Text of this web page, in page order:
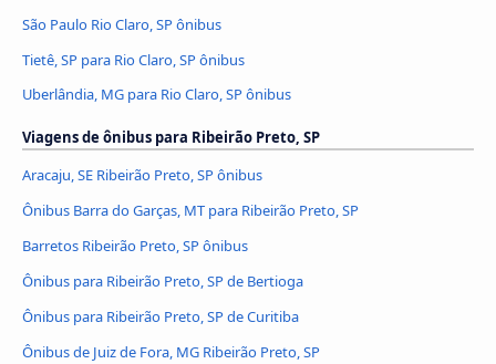
São Paulo Rio Claro, SP ônibus
Tietê, SP para Rio Claro, SP ônibus
Uberlândia, MG para Rio Claro, SP ônibus
Viagens de ônibus para Ribeirão Preto, SP
Aracaju, SE Ribeirão Preto, SP ônibus
Ônibus Barra do Garças, MT para Ribeirão Preto, SP
Barretos Ribeirão Preto, SP ônibus
Ônibus para Ribeirão Preto, SP de Bertioga
Ônibus para Ribeirão Preto, SP de Curitiba
Ônibus de Juiz de Fora, MG Ribeirão Preto, SP